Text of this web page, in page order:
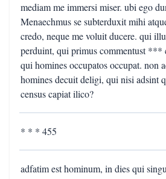
mediam me immersi miser. ubi ego
Menaechmus se subterduxit mihi
credo, neque me voluit ducere. qui
perduint, qui primus commentust ***
qui homines occupatos occupat. non
homines decuit deligi, qui nisi adsint
census capiat ilico?
* * * 455
adfatim est hominum, in dies qui